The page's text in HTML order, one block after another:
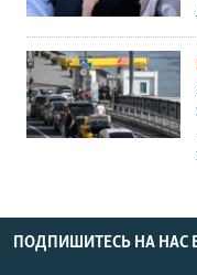
ПОДПИШИТЕСЬ НА НАС